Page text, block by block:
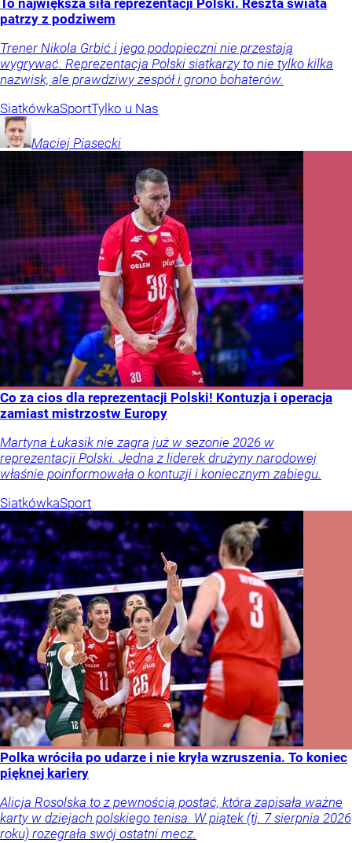
To największa siła reprezentacji Polski. Reszta świata
patrzy z podziwem
Trener Nikola Grbić i jego podopieczni nie przestają
wygrywać. Reprezentacja Polski siatkarzy to nie tylko kilka
nazwisk, ale prawdziwy zespół i grono bohaterów.
SiatkówkaSportTylko u Nas
Maciej Piasecki
Co za cios dla reprezentacji Polski! Kontuzja i operacja
zamiast mistrzostw Europy
Martyna Łukasik nie zagra już w sezonie 2026 w
reprezentacji Polski. Jedna z liderek drużyny narodowej
właśnie poinformowała o kontuzji i koniecznym zabiegu.
SiatkówkaSport
Polka wróciła po udarze i nie kryła wzruszenia. To koniec
pięknej kariery
Alicja Rosolska to z pewnością postać, która zapisała ważne
karty w dziejach polskiego tenisa. W piątek (tj. 7 sierpnia 2026
roku) rozegrała swój ostatni mecz.